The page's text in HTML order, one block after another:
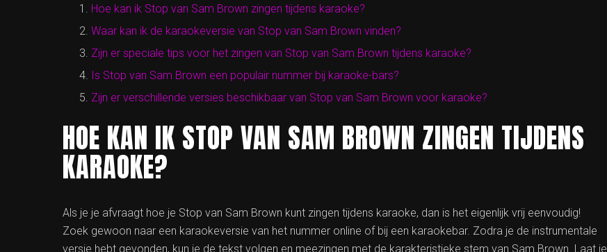
Hoe kan ik Stop van Sam Brown zingen tijdens karaoke?
Waar kan ik de karaokeversie van Stop van Sam Brown vinden?
Zijn er speciale tips voor het zingen van Stop van Sam Brown tijdens karaoke?
Is Stop van Sam Brown een populair nummer bij karaoke-bars?
Zijn er verschillende versies beschikbaar van Stop van Sam Brown voor karaoke?
HOE KAN IK STOP VAN SAM BROWN ZINGEN TIJDENS
KARAOKE?
Als je je afvraagt hoe je Stop van Sam Brown kunt zingen tijdens karaoke, dan is het eigenlijk vrij eenvoudig!
Zoek gewoon naar een karaokeversie van het nummer online of bij een karaokebar. Zodra je de instrumentale
versie hebt gevonden, kun je de tekst volgen en meezingen met de karakteristieke stem van Sam Brown. Laat je